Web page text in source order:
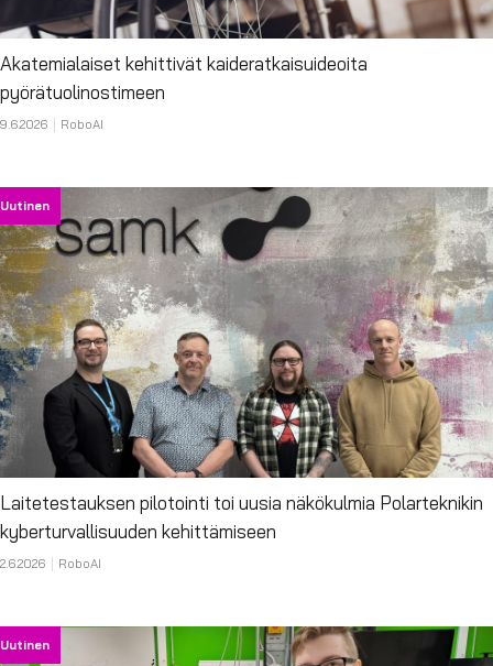
Akatemialaiset kehittivät kaideratkaisuideoita
pyörätuolinostimeen
9.6.2026 RoboAI
Uutinen
Laitetestauksen pilotointi toi uusia näkökulmia Polarteknikin
kyberturvallisuuden kehittämiseen
2.6.2026 RoboAI
Uutinen